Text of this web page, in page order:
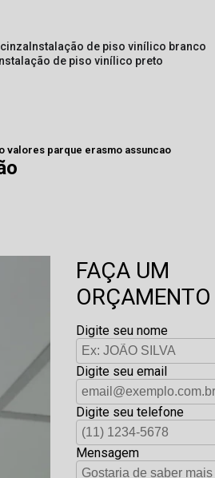
instalação de piso vinílico branco
instalação de piso vinílico preto
valores parque erasmo assuncao
FAÇA UM
ORÇAMENTO
Digite seu nome
Digite seu email
Digite seu telefone
Mensagem